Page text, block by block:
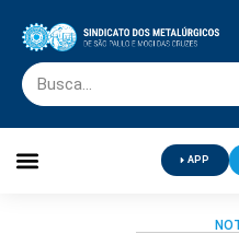
APP